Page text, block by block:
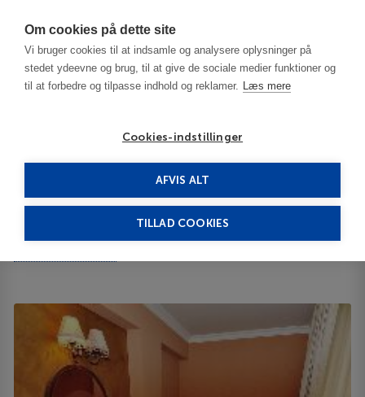
Om cookies på dette site
Vi bruger cookies til at indsamle og analysere oplysninger på
stedet ydeevne og brug, til at give de sociale medier funktioner og
til at forbedre og tilpasse indhold og reklamer. Læs mere
Cookies-indstillinger
AFVIS ALT
TILLAD COOKIES
Meg-Lozenetz 3***
Meg-Lozenetz